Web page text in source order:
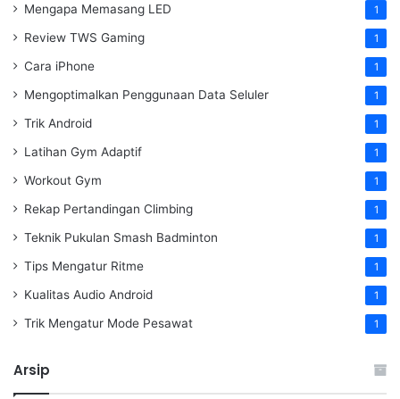
Mengapa Memasang LED 1
Review TWS Gaming 1
Cara iPhone 1
Mengoptimalkan Penggunaan Data Seluler 1
Trik Android 1
Latihan Gym Adaptif 1
Workout Gym 1
Rekap Pertandingan Climbing 1
Teknik Pukulan Smash Badminton 1
Tips Mengatur Ritme 1
Kualitas Audio Android 1
Trik Mengatur Mode Pesawat 1
Arsip